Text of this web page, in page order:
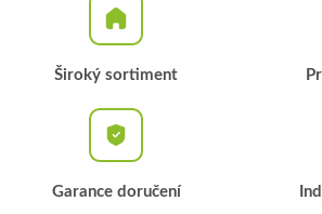
Široký sortiment
Garance doručení